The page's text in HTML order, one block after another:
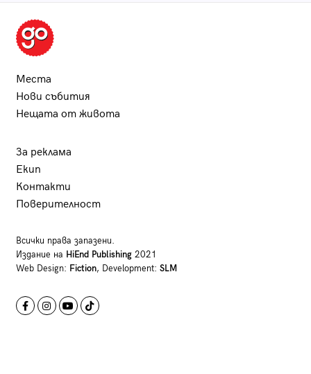
Места
Нови събития
Нещата от живота
За реклама
Екип
Контакти
Поверителност
Всички права запазени.
Издание на HiEnd Publishing2021
Web Design: Fiction, Development: SLM